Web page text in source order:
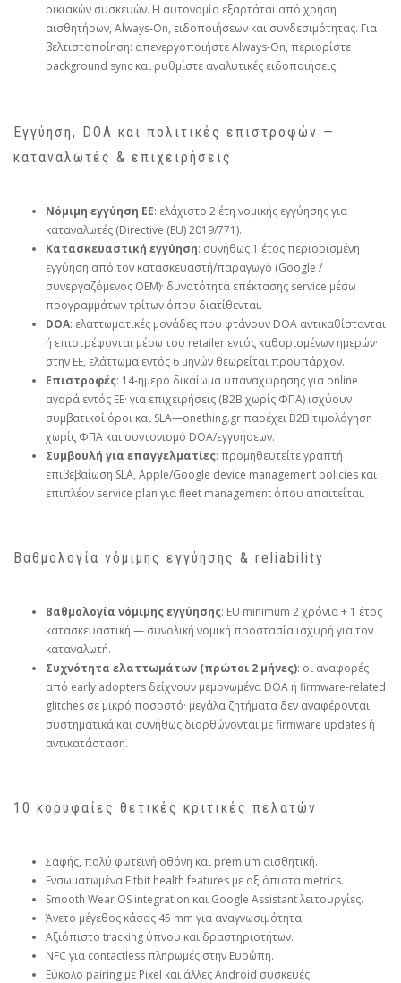
οικιακών συσκευών. Η αυτονομία εξαρτάται από χρήση
αισθητήρων, Always‑On, ειδοποιήσεων και συνδεσιμότητας. Για
βελτιστοποίηση: απενεργοποιήστε Always‑On, περιορίστε
background sync και ρυθμίστε αναλυτικές ειδοποιήσεις.
Εγγύηση, DOA και πολιτικές επιστροφών —
καταναλωτές & επιχειρήσεις
Νόμιμη εγγύηση ΕΕ: ελάχιστο 2 έτη νομικής εγγύησης για
καταναλωτές (Directive (EU) 2019/771).
Κατασκευαστική εγγύηση: συνήθως 1 έτος περιορισμένη
εγγύηση από τον κατασκευαστή/παραγωγό (Google /
συνεργαζόμενος OEM)· δυνατότητα επέκτασης service μέσω
προγραμμάτων τρίτων όπου διατίθενται.
DOA: ελαττωματικές μονάδες που φτάνουν DOA αντικαθίστανται
ή επιστρέφονται μέσω του retailer εντός καθορισμένων ημερών·
στην ΕΕ, ελάττωμα εντός 6 μηνών θεωρείται προϋπάρχον.
Επιστροφές: 14‑ήμερο δικαίωμα υπαναχώρησης για online
αγορά εντός ΕΕ· για επιχειρήσεις (B2B χωρίς ΦΠΑ) ισχύουν
συμβατικοί όροι και SLA—onething.gr παρέχει B2B τιμολόγηση
χωρίς ΦΠΑ και συντονισμό DOA/εγγυήσεων.
Συμβουλή για επαγγελματίες: προμηθευτείτε γραπτή
επιβεβαίωση SLA, Apple/Google device management policies και
επιπλέον service plan για fleet management όπου απαιτείται.
Βαθμολογία νόμιμης εγγύησης & reliability
Βαθμολογία νόμιμης εγγύησης: EU minimum 2 χρόνια + 1 έτος
κατασκευαστική — συνολική νομική προστασία ισχυρή για τον
καταναλωτή.
Συχνότητα ελαττωμάτων (πρώτοι 2 μήνες): οι αναφορές
από early adopters δείχνουν μεμονωμένα DOA ή firmware‑related
glitches σε μικρό ποσοστό· μεγάλα ζητήματα δεν αναφέρονται
συστηματικά και συνήθως διορθώνονται με firmware updates ή
αντικατάσταση.
10 κορυφαίες θετικές κριτικές πελατών
Σαφής, πολύ φωτεινή οθόνη και premium αισθητική.
Ενσωματωμένα Fitbit health features με αξιόπιστα metrics.
Smooth Wear OS integration και Google Assistant λειτουργίες.
Άνετο μέγεθος κάσας 45 mm για αναγνωσιμότητα.
Αξιόπιστο tracking ύπνου και δραστηριοτήτων.
NFC για contactless πληρωμές στην Ευρώπη.
Εύκολο pairing με Pixel και άλλες Android συσκευές.